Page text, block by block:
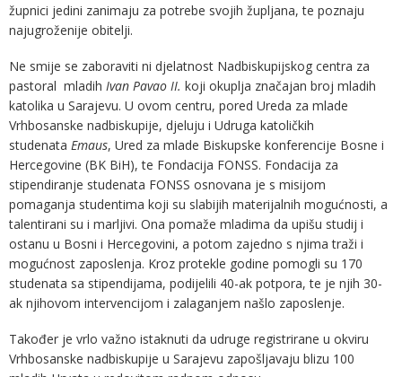
župnici jedini zanimaju za potrebe svojih župljana, te poznaju
najugroženije obitelji.
Ne smije se zaboraviti ni djelatnost Nadbiskupijskog centra za
pastoral mladih Ivan Pavao II. koji okuplja značajan broj mladih
katolika u Sarajevu. U ovom centru, pored Ureda za mlade
Vrhbosanske nadbiskupije, djeluju i Udruga katoličkih
studenata Emaus, Ured za mlade Biskupske konferencije Bosne i
Hercegovine (BK BiH), te Fondacija FONSS. Fondacija za
stipendiranje studenata FONSS osnovana je s misijom
pomaganja studentima koji su slabijih materijalnih mogućnosti, a
talentirani su i marljivi. Ona pomaže mladima da upišu studij i
ostanu u Bosni i Hercegovini, a potom zajedno s njima traži i
mogućnost zaposlenja. Kroz protekle godine pomogli su 170
studenata sa stipendijama, podijelili 40-ak potpora, te je njih 30-
ak njihovom intervencijom i zalaganjem našlo zaposlenje.
Također je vrlo važno istaknuti da udruge registrirane u okviru
Vrhbosanske nadbiskupije u Sarajevu zapošljavaju blizu 100